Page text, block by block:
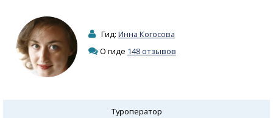
Гид: Инна Когосова
О гиде 148 отзывов
Туроператор